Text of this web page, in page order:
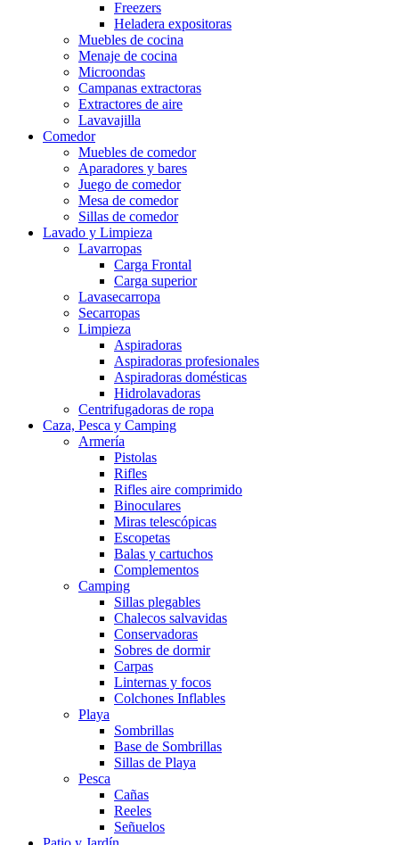
Freezers
Heladera expositoras
Muebles de cocina
Menaje de cocina
Microondas
Campanas extractoras
Extractores de aire
Lavavajilla
Comedor
Muebles de comedor
Aparadores y bares
Juego de comedor
Mesa de comedor
Sillas de comedor
Lavado y Limpieza
Lavarropas
Carga Frontal
Carga superior
Lavasecarropa
Secarropas
Limpieza
Aspiradoras
Aspiradoras profesionales
Aspiradoras domésticas
Hidrolavadoras
Centrifugadoras de ropa
Caza, Pesca y Camping
Armería
Pistolas
Rifles
Rifles aire comprimido
Binoculares
Miras telescópicas
Escopetas
Balas y cartuchos
Complementos
Camping
Sillas plegables
Chalecos salvavidas
Conservadoras
Sobres de dormir
Carpas
Linternas y focos
Colchones Inflables
Playa
Sombrillas
Base de Sombrillas
Sillas de Playa
Pesca
Cañas
Reeles
Señuelos